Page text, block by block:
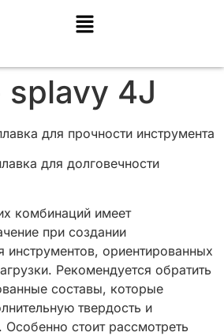
4J
для прочности инструмента
для долговечности
комбинаций имеет
при создании
ориентированных
Рекомендуется обратить
составы, которые
твердость и
Особенно стоит рассмотреть